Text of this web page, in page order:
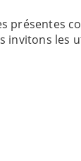
les
France